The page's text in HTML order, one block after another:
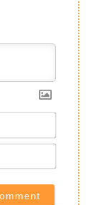
Name*
Email*